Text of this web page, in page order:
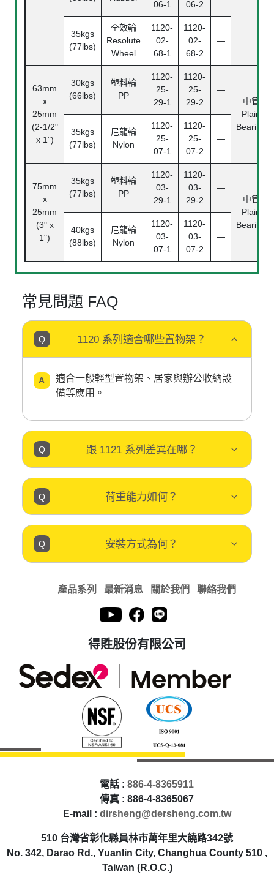
06-1
06-2
35kgs
(77lbs)
全效輪
Resolute
Wheel
1120-
02-
68-1
1120-
02-
68-2
—
63mm
x
25mm
(2-1/2"
x 1")
30kgs
(66lbs)
塑料輪
PP
1120-
25-
29-1
1120-
25-
29-2
—
中管
Plain
Bearing
35kgs
(77lbs)
尼龍輪
Nylon
1120-
25-
07-1
1120-
25-
07-2
—
75mm
x
25mm
(3" x
1")
35kgs
(77lbs)
塑料輪
PP
1120-
03-
29-1
1120-
03-
29-2
—
中管
Plain
Bearing
40kgs
(88lbs)
尼龍輪
Nylon
1120-
03-
07-1
1120-
03-
07-2
—
常見問題 FAQ
1120 系列適合哪些置物架？
適合一般輕型置物架、居家與辦公收納設
備等應用。
跟 1121 系列差異在哪？
荷重能力如何？
安裝方式為何？
產品系列 最新消息 關於我們 聯絡我們
得貹股份有限公司
電話 : 886-4-8365911
傳真 : 886-4-8365067
E-mail : dirsheng@dersheng.com.tw
510 台灣省彰化縣員林市萬年里大饒路342號
No. 342, Darao Rd., Yuanlin City, Changhua County 510 ,
Taiwan (R.O.C.)